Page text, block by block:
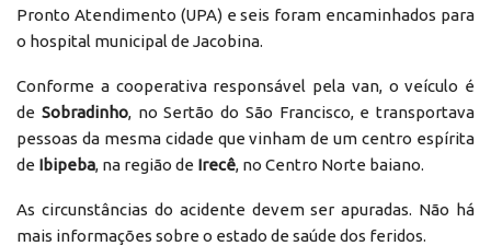
Pronto Atendimento (UPA) e seis foram encaminhados para
o hospital municipal de Jacobina.
Conforme a cooperativa responsável pela van, o veículo é
de Sobradinho, no Sertão do São Francisco, e transportava
pessoas da mesma cidade que vinham de um centro espírita
de Ibipeba, na região de Irecê, no Centro Norte baiano.
As circunstâncias do acidente devem ser apuradas. Não há
mais informações sobre o estado de saúde dos feridos.